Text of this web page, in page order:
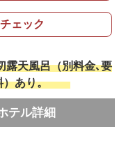
ェック
露天風呂（別料金､要
料）あり。
テル詳細